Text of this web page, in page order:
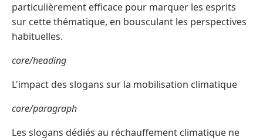
particulièrement efficace pour marquer les esprits
sur cette thématique, en bousculant les perspectives
habituelles.
core/heading
L'impact des slogans sur la mobilisation climatique
core/paragraph
Les slogans dédiés au réchauffement climatique ne